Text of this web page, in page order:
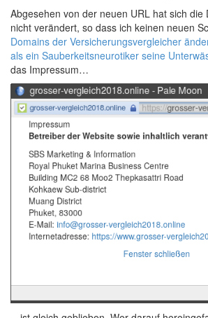
Abgesehen von der neuen URL hat sich die
nicht verändert, so dass ich keinen neuen
Domains der Versicherungsvergleicher
als ein Sauberkeitsneurotiker seine
das Impressum…